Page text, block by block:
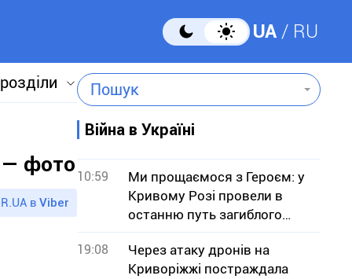
UA RU
Пошук
— фото
в Viber
Війна в Україні
10:59
Ми прощаємося з Героєм: у
Кривому Розі провели в
останню путь загиблого
військового Юрія Тісьменка
19:08
Через атаку дронів на
Криворіжжі постраждала